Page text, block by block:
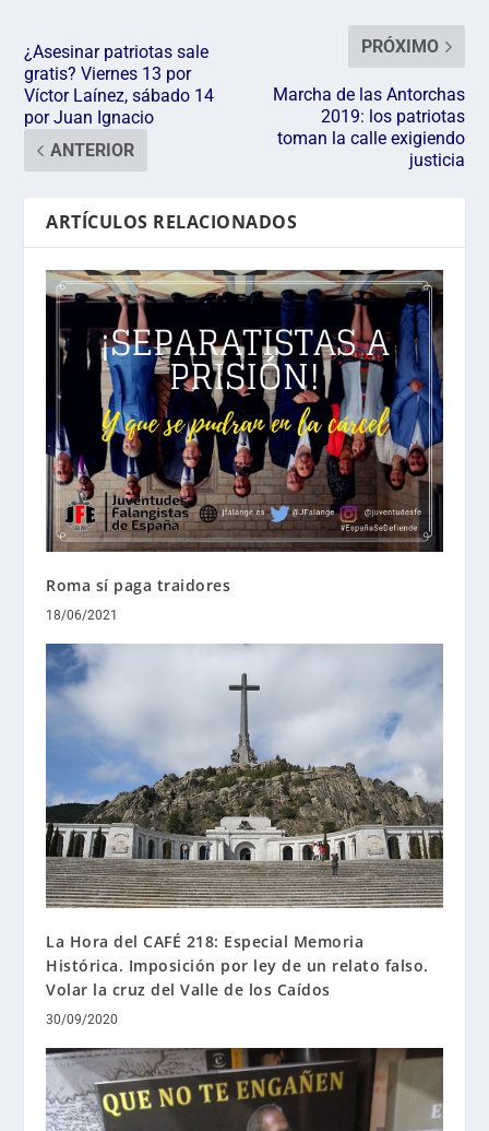
¿Asesinar patriotas sale
gratis? Viernes 13 por
Víctor Laínez, sábado 14
por Juan Ignacio
ANTERIOR
PRÓXIMO
Marcha de las Antorchas
2019: los patriotas
toman la calle exigiendo
justicia
ARTÍCULOS RELACIONADOS
Roma sí paga traidores
18/06/2021
La Hora del CAFÉ 218: Especial Memoria
Histórica. Imposición por ley de un relato falso.
Volar la cruz del Valle de los Caídos
30/09/2020